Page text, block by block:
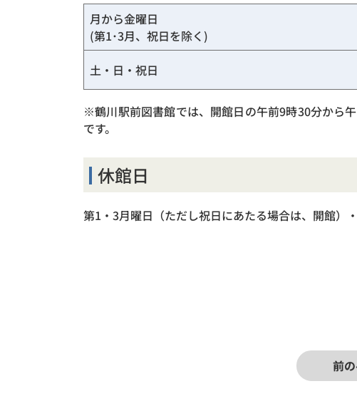
月から金曜日
(第1･3月、祝日を除く)
土・日・祝日
※鶴川駅前図書館では、開館日の午前9時30分から
です。
休館日
第1・3月曜日（ただし祝日にあたる場合は、開館）
前